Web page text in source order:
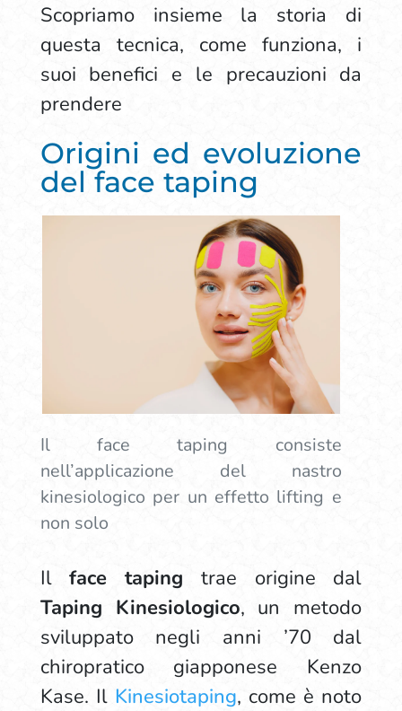
Scopriamo insieme la storia di
questa tecnica, come funziona, i
suoi benefici e le precauzioni da
prendere
Origini ed evoluzione
del face taping
Il face taping consiste
nell’applicazione del nastro
kinesiologico per un effetto lifting e
non solo
Ilface taping trae origine dal
Taping Kinesiologico, un metodo
sviluppato negli anni ’70 dal
chiropratico giapponese Kenzo
Kase. IlKinesiotaping, come è noto